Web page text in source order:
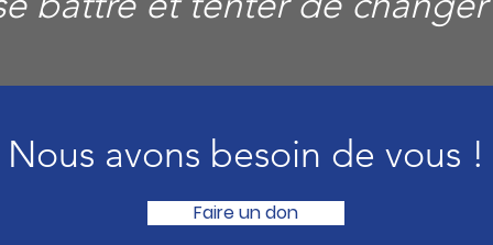
Nous avons besoin de vous !
Faire un don